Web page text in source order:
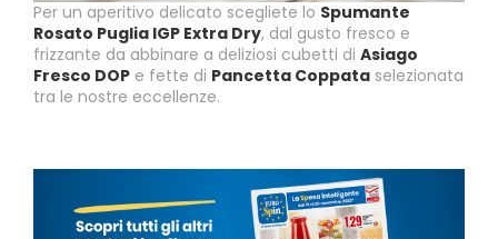
Per un aperitivo delicato scegliete lo Spumante
Rosato Puglia IGP Extra Dry, dal gusto fresco e
frizzante da abbinare a deliziosi cubetti di Asiago
Fresco DOP e fette di Pancetta Coppata selezionata
tra le nostre eccellenze.